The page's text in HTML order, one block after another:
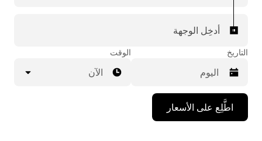
أدخِل الوجهة
التاريخ
اضغط
على
مفتاح
الوقت
الآن
اطَّلِع على الأسعار